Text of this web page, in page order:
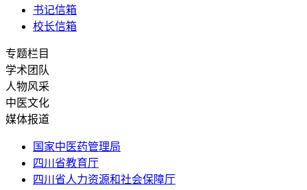
书记信箱
校长信箱
专题栏目
学术团队
人物风采
中医文化
媒体报道
国家中医药管理局
四川省教育厅
四川省人力资源和社会保障厅